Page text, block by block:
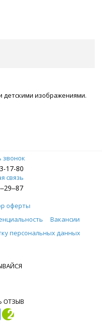
детскими изображениями.
звонок
17-80
связь
оферты
Вакансии
персональных данных
ОТЗЫВ